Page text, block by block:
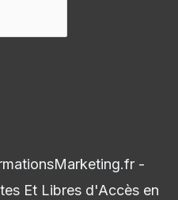
-
Et Libres d'Accès en